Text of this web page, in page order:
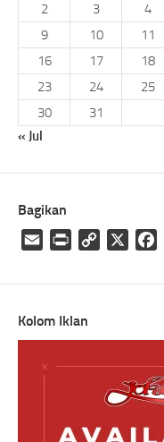
2
3 4
9
10 11
16
17 18
23
24 25
30
31
« Jul
Bagikan
Email
Print
Copy
Kolom Iklan